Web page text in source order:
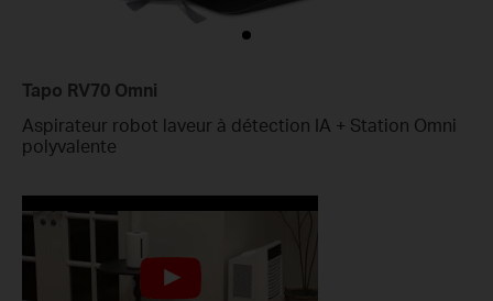
Tapo RV70 Omni
Aspirateur robot laveur à détection IA + Station Omni
polyvalente